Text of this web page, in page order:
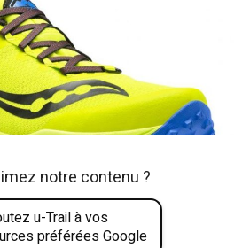
notre contenu ?
u-Trail à vos
préférées Google